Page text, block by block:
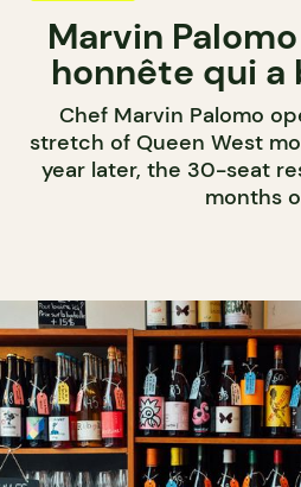
Marvin
honnête qui a
Chef Marvin Palomo
stretch of Queen West
year later, the 30-seat
months